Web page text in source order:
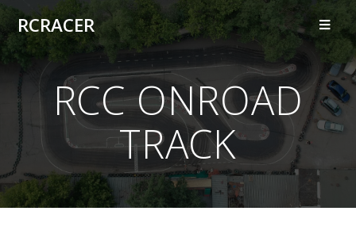
RCRACER
RCC ONROAD
TRACK